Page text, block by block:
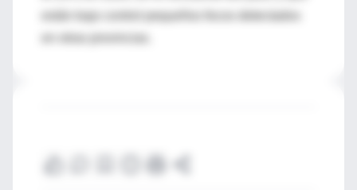
están bajo control pequeños focos detectados